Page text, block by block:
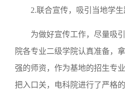
2.联合宣传，吸引当地学
为做好宣传工作，尽量吸
院各专业二级学院认真准备，
强的师资，作为基地的招生专
把入口关，电科院进行了严格